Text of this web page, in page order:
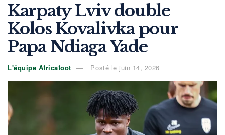
Karpaty Lviv double
Kolos Kovalivka pour
Papa Ndiaga Yade
L'équipe Africafoot Posté le juin 14, 2026